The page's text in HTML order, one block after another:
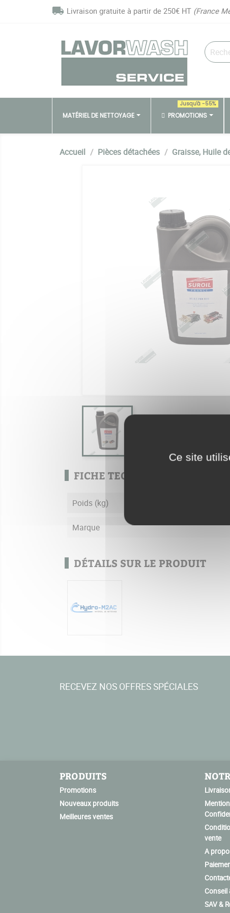
local_shipping Livraison gratuite à partir de 250€ HT (France
MATÉRIEL DE NETTOYAGE PROMOTIONS
Jusqu'à -55%
Accueil Pièces détachées Graisse, Huile
FICHE TECHNIQUE
Poids (kg)
Marque
DÉTAILS SUR LE PRODUIT
RECEVEZ NOS OFFRES SPÉCIALES
PRODUITS
Promotions
Nouveaux produits
Meilleures ventes
vente
A
Conseil
SAV &
Panneau de gestion des cookies
Ce site